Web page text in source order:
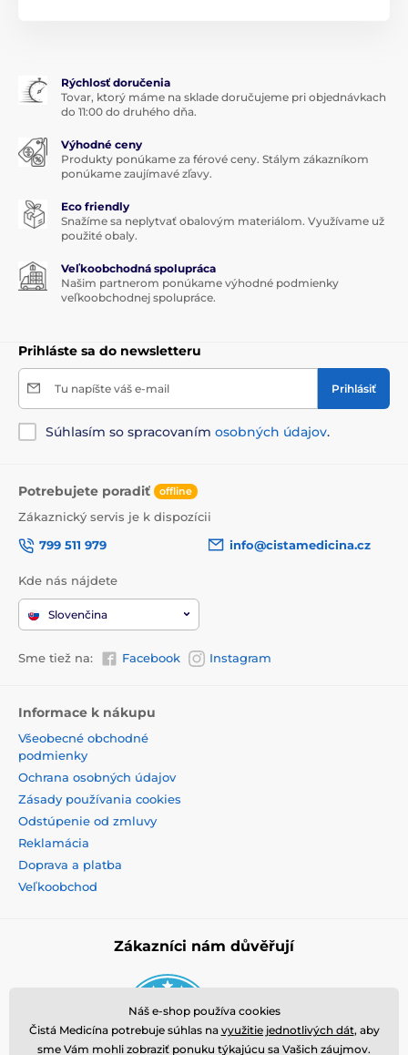
Masážne pomôcky
Rýchlosť doručenia
Tovar, ktorý máme na sklade doručujeme pri objednávkach
do 11:00 do druhého dňa.
Výhodné ceny
Produkty ponúkame za férové ceny. Stálym zákazníkom
ponúkame zaujímavé zľavy.
Eco friendly
Snažíme sa neplytvať obalovým materiálom. Využívame už
použité obaly.
Veľkoobchodná spolupráca
Našim partnerom ponúkame výhodné podmienky
veľkoobchodnej spolupráce.
Prihláste sa do newsletteru
Tu napíšte váš e-mail Prihlásiť
Súhlasím so spracovaním osobných údajov.
Potrebujete poradiť offline
Zákaznický servis je k dispozícii
799 511 979
info@cistamedicina.cz
Kde nás nájdete
Slovenčina
Sme tiež na: Facebook Instagram
Informace k nákupu
Všeobecné obchodné
podmienky
Ochrana osobných údajov
Zásady používania cookies
Odstúpenie od zmluvy
Reklamácia
Doprava a platba
Veľkoobchod
Zákazníci nám důvěřují
Náš e-shop používa cookies
Čistá Medicína potrebuje súhlas na využitie jednotlivých dát, aby
sme Vám mohli zobraziť ponuku týkajúcu sa Vašich záujmov.